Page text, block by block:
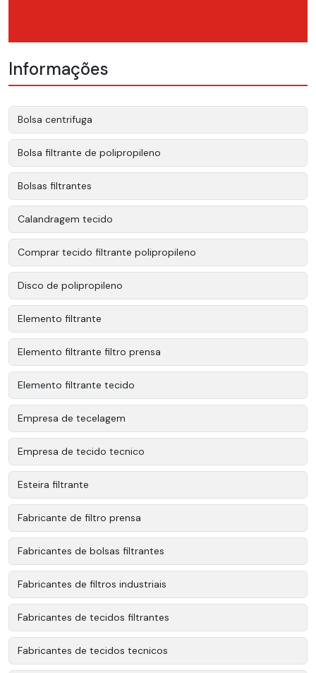
Informações
Bolsa centrifuga
Bolsa filtrante de polipropileno
Bolsas filtrantes
Calandragem tecido
Comprar tecido filtrante polipropileno
Disco de polipropileno
Elemento filtrante
Elemento filtrante filtro prensa
Elemento filtrante tecido
Empresa de tecelagem
Empresa de tecido tecnico
Esteira filtrante
Fabricante de filtro prensa
Fabricantes de bolsas filtrantes
Fabricantes de filtros industriais
Fabricantes de tecidos filtrantes
Fabricantes de tecidos tecnicos